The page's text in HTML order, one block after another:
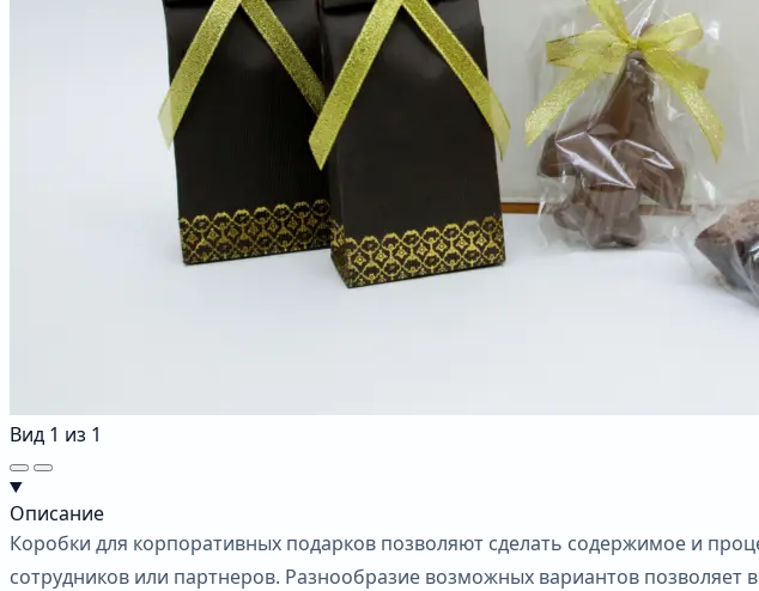
Вид 1 из 1
Описание
Коробки для корпоративных подарков позволяют сделать содержимое и
сотрудников или партнеров. Разнообразие возможных вариантов